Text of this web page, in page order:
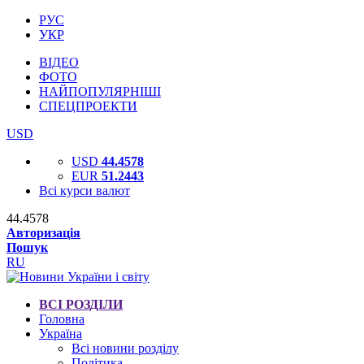
РУС
УКР
ВІДЕО
ФОТО
НАЙПОПУЛЯРНІШІ
СПЕЦПРОЕКТИ
USD
USD 44.4578
EUR 51.2443
Всі курси валют
44.4578
Авторизація
Пошук
RU
ВСІ РОЗДІЛИ
Головна
Україна
Всі новини розділу